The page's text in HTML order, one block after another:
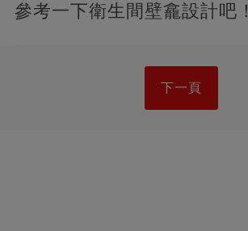
參考一下衛生間壁龕設計吧！
下一頁